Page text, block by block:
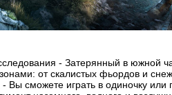
- Затерянный в южной
от скалистых фьордов и
Вы сможете играть в одиночку